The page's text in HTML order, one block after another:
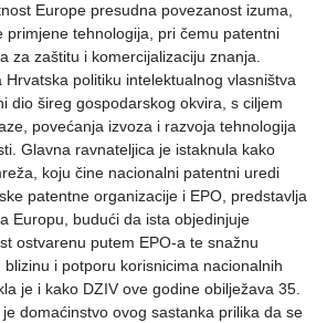
Europe presudna povezanost izuma,
primjene tehnologija, pri čemu patentni
za zaštitu i komercijalizaciju znanja.
politiku intelektualnog vlasništva
dio šireg gospodarskog okvira, s ciljem
povećanja izvoza i razvoja tehnologija
Glavna ravnateljica je istaknula kako
koju čine nacionalni patentni uredi
patentne organizacije i EPO, predstavlja
Europu, budući da ista objedinjuje
ostvarenu putem EPO-a te snažnu
i potporu korisnicima nacionalnih
je i kako DZIV ove godine obilježava 35.
domaćinstvo ovog sastanka prilika da se